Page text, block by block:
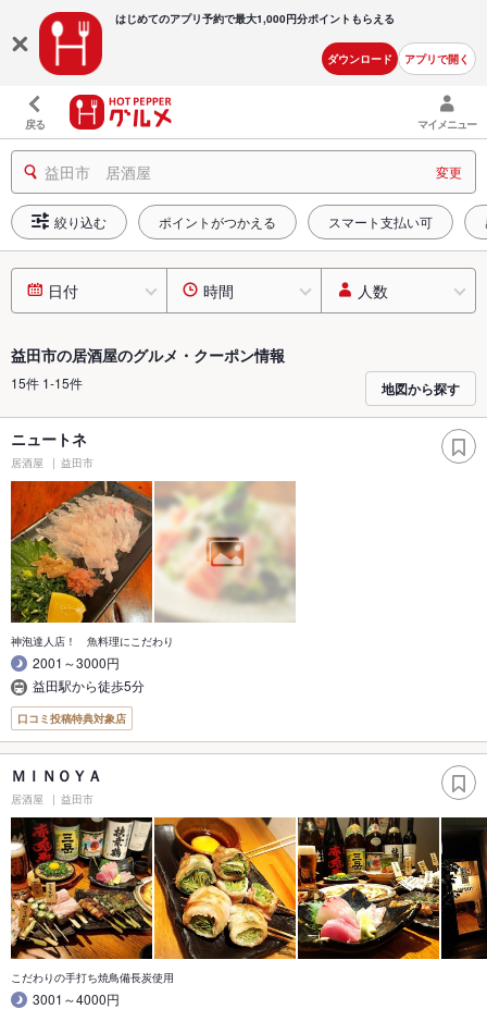
はじめてのアプリ予約で最大1,000円分ポイントもらえる
ダウンロード アプリで開く
戻る マイメニュー
益田市 居酒屋 変更
絞り込む ポイントがつかえる スマート支払い可
日付 時間 人数
益田市の居酒屋のグルメ・クーポン情報
15件 1-15件 地図から探す
ニュートネ
居酒屋 益田市
神泡達人店！ 魚料理にこだわり
2001～3000円
益田駅から徒歩5分
口コミ投稿特典対象店
ＭＩＮＯＹＡ
居酒屋 益田市
こだわりの手打ち焼鳥備長炭使用
3001～4000円